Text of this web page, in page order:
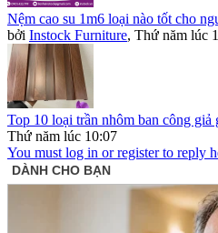
Nệm cao su 1m6 loại nào tốt cho
bởi Instock Furniture, Thứ năm lúc
Top 10 loại trần nhôm ban công giả
Thứ năm lúc 10:07
You must log in or register to reply